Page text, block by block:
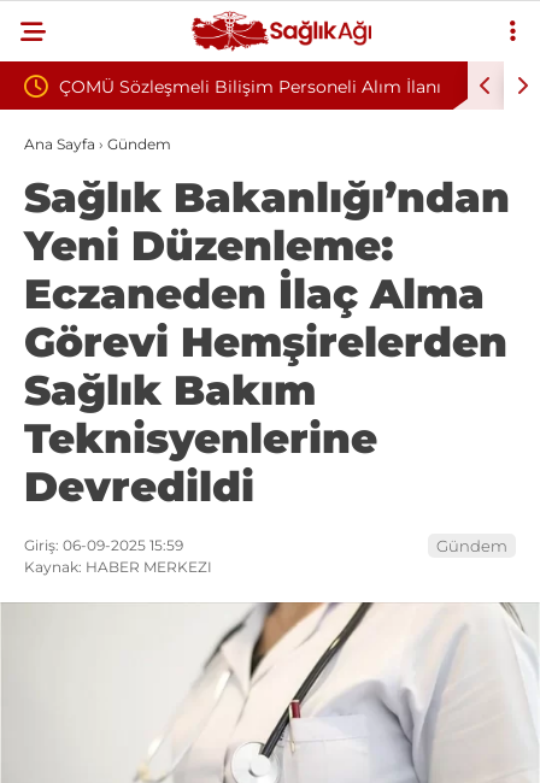
Personeli Alım İlanı Munzur Üniversitesi 4/B
Ana Sayfa › Gündem
Sağlık Bakanlığı’ndan
Yeni Düzenleme:
Eczaneden İlaç Alma
Görevi Hemşirelerden
Sağlık Bakım
Teknisyenlerine
Devredildi
Giriş: 06-09-2025 15:59
Kaynak: HABER MERKEZI
Gündem